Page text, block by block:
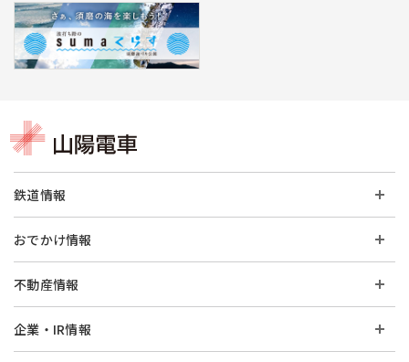
鉄道情報
おでかけ情報
不動産情報
企業・IR情報